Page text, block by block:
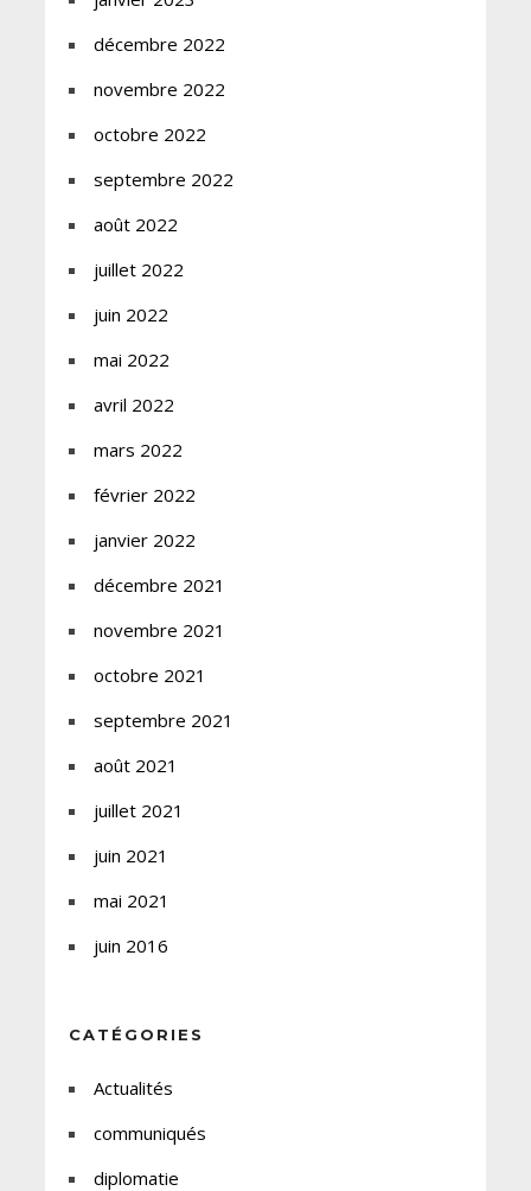
décembre 2022
novembre 2022
octobre 2022
septembre 2022
août 2022
juillet 2022
juin 2022
mai 2022
avril 2022
mars 2022
février 2022
janvier 2022
décembre 2021
novembre 2021
octobre 2021
septembre 2021
août 2021
juillet 2021
juin 2021
mai 2021
juin 2016
CATÉGORIES
Actualités
communiqués
diplomatie